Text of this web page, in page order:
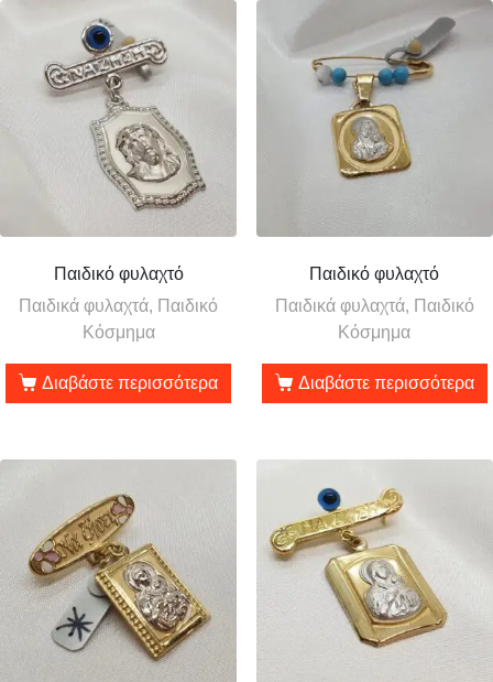
Παιδικό φυλαχτό
Παιδικά φυλαχτά, Παιδικό
Κόσμημα
Διαβάστε περισσότερα
Παιδικό φυλαχτό
Παιδικά φυλαχτά, Παιδικό
Κόσμημα
Διαβάστε περισσότερα